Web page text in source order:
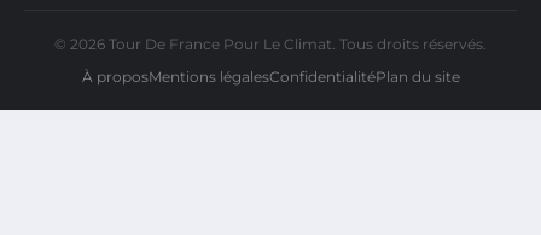
© 2026 Tour De France Pour Le Climat. Tous droits réservés.
À proposMentions légalesConfidentialitéPlan du site